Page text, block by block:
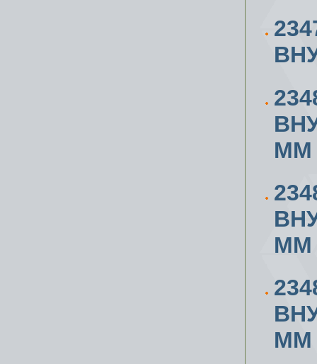
ММ
ММ
ММ